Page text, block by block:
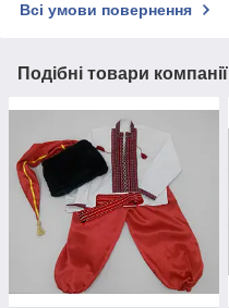
Всі умови повернення
Подібні товари компанії